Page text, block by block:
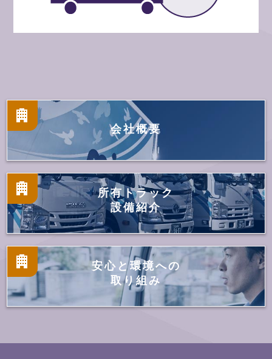
会社概要
所有トラック
設備紹介
安心と環境への
取り組み